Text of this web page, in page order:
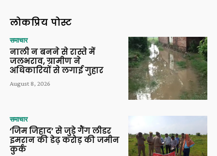
लोकप्रिय पोस्ट
समाचार
नाली न बनने से रास्ते में
जलभराव, ग्रामीण ने
अधिकारियों से लगाई गुहार
August 8, 2026
समाचार
‘जिम जिहाद’ से जुड़े गैंग लीडर
इमरान की डेढ़ करोड़ की जमीन
कुर्क